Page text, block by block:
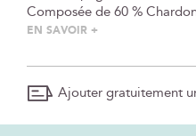
Composée de 60 %
EN SAVOIR +
Ajouter gratuitement